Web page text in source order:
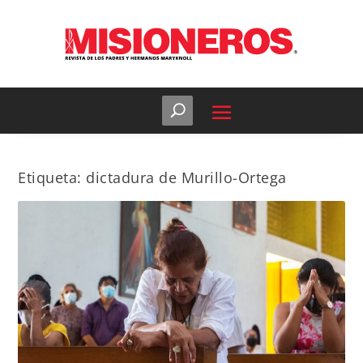
Etiqueta: dictadura de Murillo-Ortega